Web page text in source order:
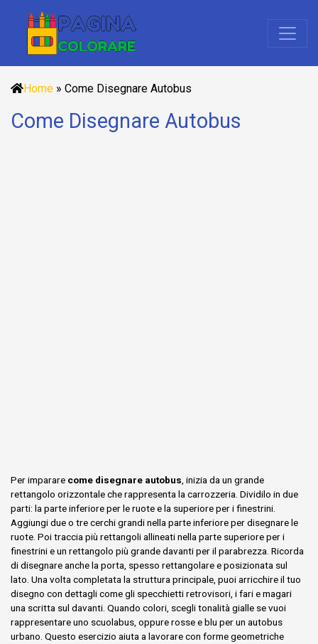
Home » Come Disegnare Autobus
Come Disegnare Autobus
Per imparare come disegnare autobus , inizia da un grande
rettangolo orizzontale che rappresenta la carrozzeria. Dividilo in due
parti: la parte inferiore per le ruote e la superiore per i finestrini.
Aggiungi due o tre cerchi grandi nella parte inferiore per disegnare le
ruote. Poi traccia più rettangoli allineati nella parte superiore per i
finestrini e un rettangolo più grande davanti per il parabrezza. Ricorda
di disegnare anche la porta, spesso rettangolare e posizionata sul
lato. Una volta completata la struttura principale, puoi arricchire il tuo
disegno con dettagli come gli specchietti retrovisori, i fari e magari
una scritta sul davanti. Quando colori, scegli tonalità gialle se vuoi
rappresentare uno scuolabus, oppure rosse e blu per un autobus
urbano. Questo esercizio aiuta a lavorare con forme geometriche